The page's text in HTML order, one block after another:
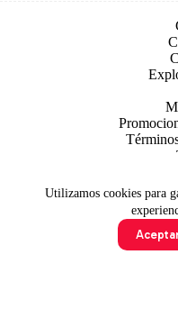
Utilizamos cookies para
Todo contenido original es